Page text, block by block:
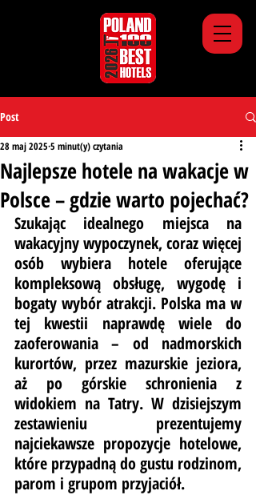
Post
Najlepsze hotele na wakacje w
Polsce – gdzie warto pojechać?
28 maj 2025 5 minut(y) czytania
Szukając idealnego miejsca na
wakacyjny wypoczynek, coraz więcej
osób wybiera hotele oferujące
kompleksową obsługę, wygodę i
bogaty wybór atrakcji. Polska ma w
tej kwestii naprawdę wiele do
zaoferowania – od nadmorskich
kurortów, przez mazurskie jeziora,
aż po górskie schronienia z
widokiem na Tatry. W dzisiejszym
zestawieniu prezentujemy
najciekawsze propozycje hotelowe,
które przypadną do gustu rodzinom,
parom i grupom przyjaciół.